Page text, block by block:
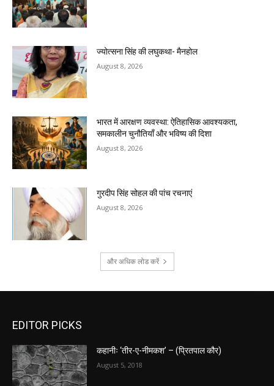
ज्योत्सना सिंह की लघुकथा- मैनहोल
August 8, 2026
भारत में आरक्षण व्यवस्था: ऐतिहासिक आवश्यकता,
समकालीन चुनौतियाँ और भविष्य की दिशा
August 8, 2026
गुरदीप सिंह सोहल की पांच रचनाएं
August 8, 2026
और अधिक लोड करें
EDITOR PICKS
कहानीः ‘तीर-ए-नीमकश’ – (प्रितपाल कौर)
August 5, 2018